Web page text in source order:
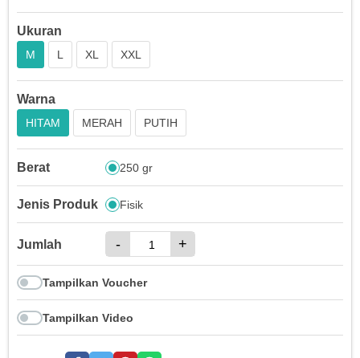
Ukuran
M L XL XXL
Warna
HITAM MERAH PUTIH
Berat 250 gr
Jenis Produk Fisik
Jumlah - +
Tampilkan Voucher
Tampilkan Video